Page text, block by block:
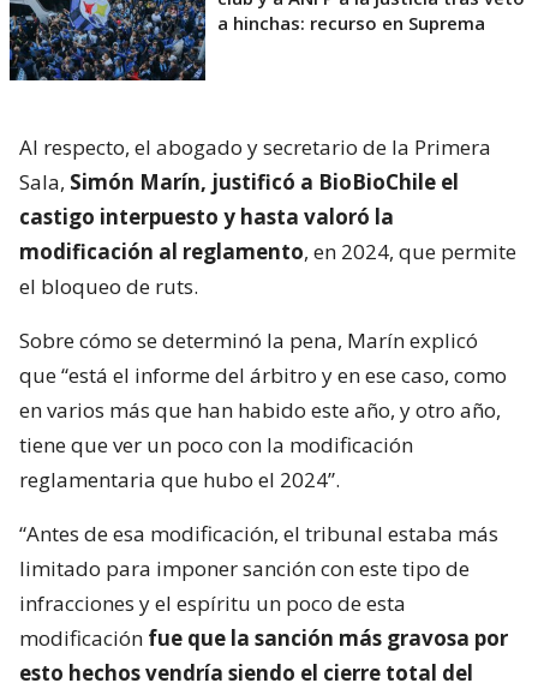
a hinchas: recurso en Suprema
Al respecto, el abogado y secretario de la Primera
Sala, Simón Marín, justificó a BioBioChile el
castigo interpuesto y hasta valoró la
modificación al reglamento, en 2024, que permite
el bloqueo de ruts.
Sobre cómo se determinó la pena, Marín explicó
que “está el informe del árbitro y en ese caso, como
en varios más que han habido este año, y otro año,
tiene que ver un poco con la modificación
reglamentaria que hubo el 2024”.
“Antes de esa modificación, el tribunal estaba más
limitado para imponer sanción con este tipo de
infracciones y el espíritu un poco de esta
modificación fue que la sanción más gravosa por
esto hechos vendría siendo el cierre total del